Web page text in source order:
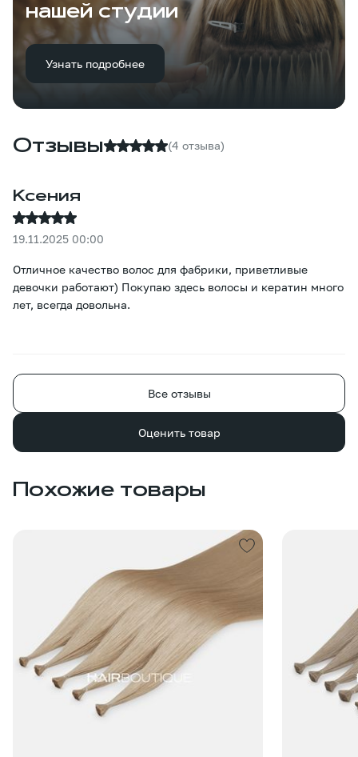
нашей студии
Узнать подробнее
Отзывы (4 отзыва)
Ксения
19.11.2025 00:00
Отличное качество волос для фабрики, приветливые
девочки работают) Покупаю здесь волосы и кератин много
лет, всегда довольна.
Все отзывы
Оценить товар
Похожие товары